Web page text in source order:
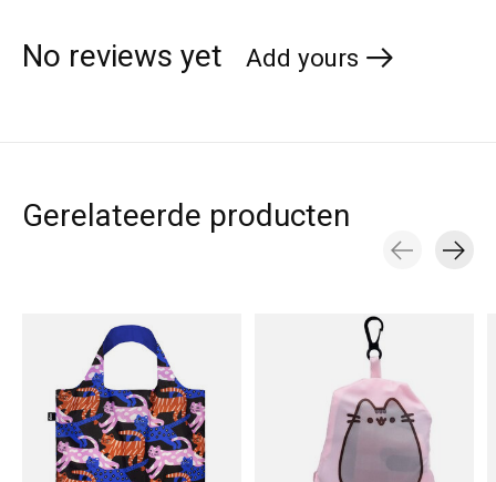
No reviews yet Add yours
Gerelateerde producten